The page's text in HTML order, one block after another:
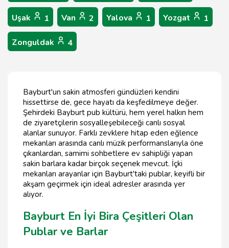
Uşak 1 Van 2 Yalova 1 Yozgat 1
Zonguldak 4
Bayburt'un sakin atmosferi gündüzleri kendini
hissettirse de, gece hayatı da keşfedilmeye değer.
Şehirdeki Bayburt pub kültürü, hem yerel halkın hem
de ziyaretçilerin sosyalleşebileceği canlı sosyal
alanlar sunuyor. Farklı zevklere hitap eden eğlence
mekanları arasında canlı müzik performanslarıyla öne
çıkanlardan, samimi sohbetlere ev sahipliği yapan
sakin barlara kadar birçok seçenek mevcut. İçki
mekanları arayanlar için Bayburt'taki publar, keyifli bir
akşam geçirmek için ideal adresler arasında yer
alıyor.
Bayburt En İyi Bira Çeşitleri Olan
Publar ve Barlar